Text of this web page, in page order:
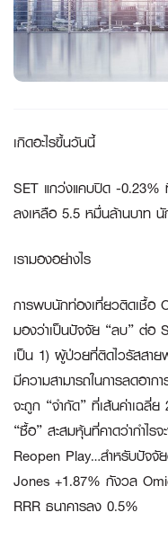
เกิดอะไรขึ้นวันนี้
SET แกว่งแคบปิด -0.23%
ลงเหลือ 5.5 หมื่นล้านบาท
เรามองอย่างไร
การพบนักท่องเที่ยวติดเชื้อ
มองว่าเป็นปัจจัย “ลบ” ต่อ
เป็น 1) ผู้ป่วยที่ติดไวรัสสา
มีความสามารถในการลดอา
จะถูก “จำกัด” ที่เส้นค่าเฉลี่
“ซื้อ” สะสมหุ้นที่คาดว่ากำไร
Reopen Play…สำหรับปัจจั
Jones +1.87% กังวล
RRR ธนาคารลง 0.5%